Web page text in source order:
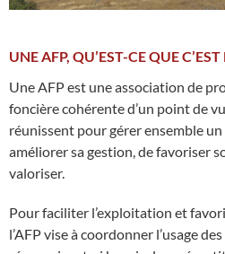
UNE AFP, QU’EST-CE QUE
Une AFP est une association de
foncière cohérente d’un point de
réunissent pour gérer ensemble
améliorer sa gestion, de favoriser
valoriser.
Pour faciliter l’exploitation et
l’AFP vise à coordonner l’usage